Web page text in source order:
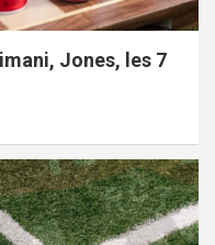
Jones, les 7